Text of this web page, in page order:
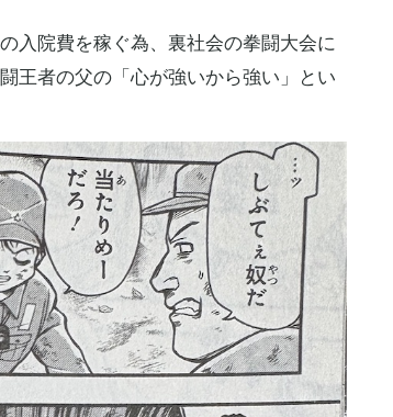
入院費を稼ぐ為、裏社会の拳闘大会に
王者の父の「心が強いから強い」とい